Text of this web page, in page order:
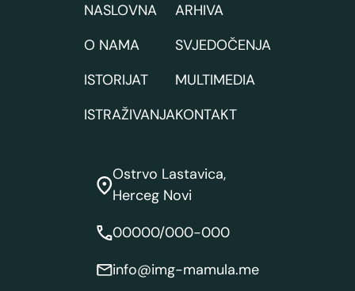
NASLOVNA
O NAMA
ISTORIJAT
ISTRAŽIVANJA
ARHIVA
SVJEDOČENJA
MULTIMEDIA
KONTAKT
Ostrvo Lastavica,
Herceg Novi
00000/000-000
info@img-mamula.me